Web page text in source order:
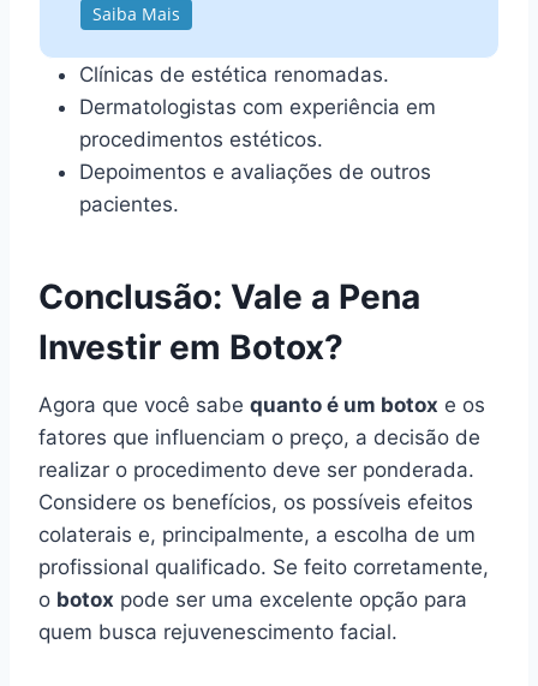
Saiba Mais
Clínicas de estética renomadas.
Dermatologistas com experiência em
procedimentos estéticos.
Depoimentos e avaliações de outros
pacientes.
Conclusão: Vale a Pena
Investir em Botox?
Agora que você sabe quanto é um botox e os
fatores que influenciam o preço, a decisão de
realizar o procedimento deve ser ponderada.
Considere os benefícios, os possíveis efeitos
colaterais e, principalmente, a escolha de um
profissional qualificado. Se feito corretamente,
o botox pode ser uma excelente opção para
quem busca rejuvenescimento facial.